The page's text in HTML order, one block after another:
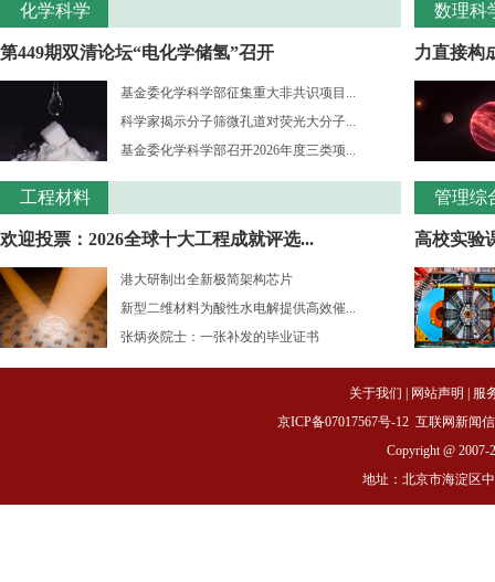
化学科学
第449期双清论坛“电化学储氢”召开
基金委化学科学部征集重大非共识项目...
科学家揭示分子筛微孔道对荧光大分子...
基金委化学科学部召开2026年度三类项...
工程材料
欢迎投票：2026全球十大工程成就评选...
港大研制出全新极简架构芯片
新型二维材料为酸性水电解提供高效催...
张炳炎院士：一张补发的毕业证书
数理科
力直接构
管理综
高校实验
关于我们 网站声明
服
京ICP备07017567号-12 互联网新闻
Copyright @ 2007-
地址：北京市海淀区